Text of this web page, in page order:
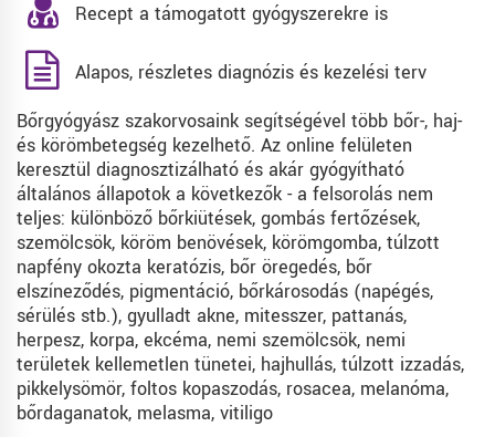
Recept a támogatott gyógyszerekre is
Alapos, részletes diagnózis és kezelési terv
Bőrgyógyász szakorvosaink segítségével több bőr-, haj-
és körömbetegség kezelhető. Az online felületen
keresztül diagnosztizálható és akár gyógyítható
általános állapotok a következők - a felsorolás nem
teljes: különböző bőrkiütések, gombás fertőzések,
szemölcsök, köröm benövések, körömgomba, túlzott
napfény okozta keratózis, bőr öregedés, bőr
elszíneződés, pigmentáció, bőrkárosodás (napégés,
sérülés stb.), gyulladt akne, mitesszer, pattanás,
herpesz, korpa, ekcéma, nemi szemölcsök, nemi
területek kellemetlen tünetei, hajhullás, túlzott izzadás,
pikkelysömör, foltos kopaszodás, rosacea, melanóma,
bőrdaganatok, melasma, vitiligo